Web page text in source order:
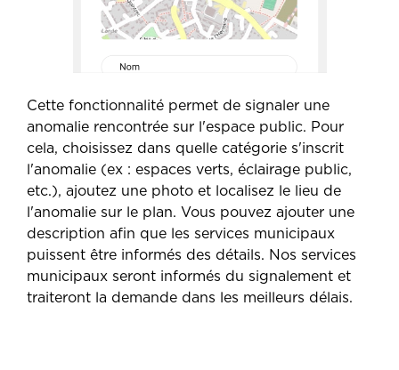
Cette fonctionnalité permet de signaler une
anomalie rencontrée sur l'espace public. Pour
cela, choisissez dans quelle catégorie s'inscrit
l'anomalie (ex : espaces verts, éclairage public,
etc.), ajoutez une photo et localisez le lieu de
l'anomalie sur le plan. Vous pouvez ajouter une
description afin que les services municipaux
puissent être informés des détails. Nos services
municipaux seront informés du signalement et
traiteront la demande dans les meilleurs délais.